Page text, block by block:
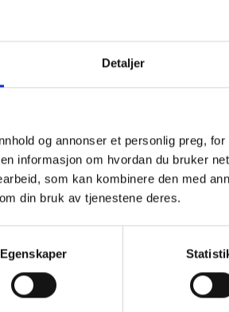
Detaljer
og annonser et personlig preg,
informasjon om hvordan du bruker
som kan kombinere den med
din bruk av tjenestene deres.
Egenskaper
ml